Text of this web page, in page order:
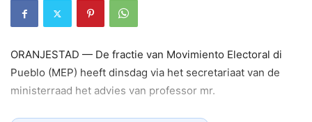
ORANJESTAD — De fractie van Movimiento Electoral di
Pueblo (MEP) heeft dinsdag via het secretariaat van de
ministerraad het advies van professor mr.